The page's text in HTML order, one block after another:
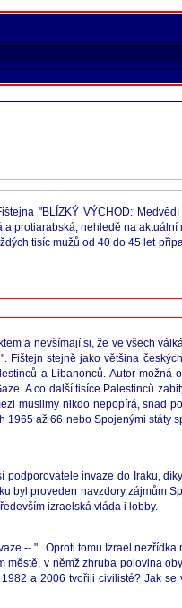
"BLÍZKÝ VÝCHOD:
protiarabská, nehledě na
tisíc mužů od 40 do 45 let
a nevšímají si, že ve všech
stejně jako většina
a Libanonců. Autor
A co další tisíce Palestinců
muslimy nikdo nepopírá, snad
až 66 nebo Spojenými
invaze do Iráku,
byl proveden navzdory zájmům
izraelská vláda i lobby.
-- "...Oproti tomu Izrael
v němž zhruba polovina
a 2006 tvořili civilisté? Jak